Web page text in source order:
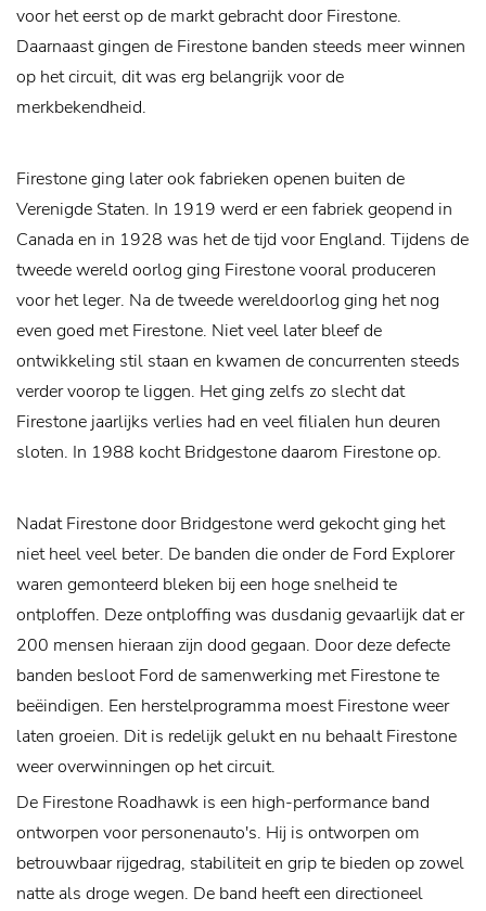
voor het eerst op de markt gebracht door Firestone.
Daarnaast gingen de Firestone banden steeds meer winnen
op het circuit, dit was erg belangrijk voor de
merkbekendheid.
Firestone ging later ook fabrieken openen buiten de
Verenigde Staten. In 1919 werd er een fabriek geopend in
Canada en in 1928 was het de tijd voor England. Tijdens de
tweede wereld oorlog ging Firestone vooral produceren
voor het leger. Na de tweede wereldoorlog ging het nog
even goed met Firestone. Niet veel later bleef de
ontwikkeling stil staan en kwamen de concurrenten steeds
verder voorop te liggen. Het ging zelfs zo slecht dat
Firestone jaarlijks verlies had en veel filialen hun deuren
sloten. In 1988 kocht Bridgestone daarom Firestone op.
Nadat Firestone door Bridgestone werd gekocht ging het
niet heel veel beter. De banden die onder de Ford Explorer
waren gemonteerd bleken bij een hoge snelheid te
ontploffen. Deze ontploffing was dusdanig gevaarlijk dat er
200 mensen hieraan zijn dood gegaan. Door deze defecte
banden besloot Ford de samenwerking met Firestone te
beëindigen. Een herstelprogramma moest Firestone weer
laten groeien. Dit is redelijk gelukt en nu behaalt Firestone
weer overwinningen op het circuit.
De Firestone Roadhawk is een high-performance band
ontworpen voor personenauto's. Hij is ontworpen om
betrouwbaar rijgedrag, stabiliteit en grip te bieden op zowel
natte als droge wegen. De band heeft een directioneel